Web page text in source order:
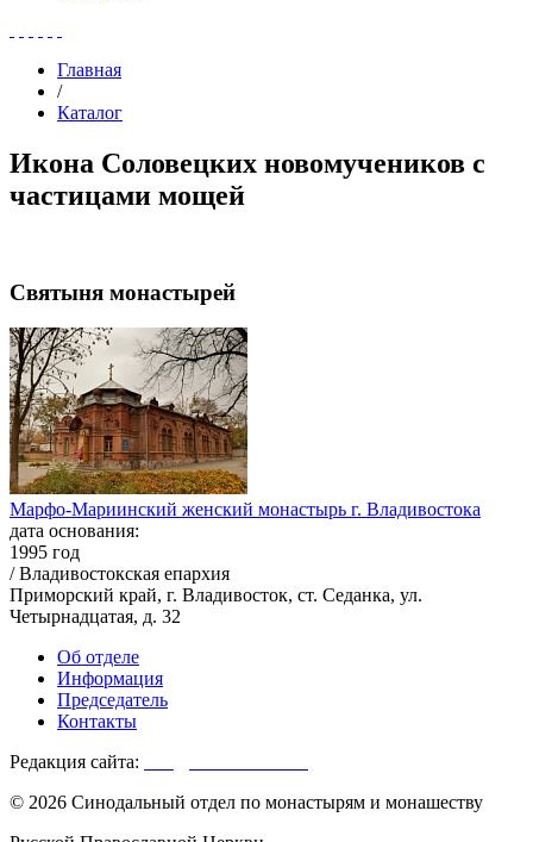
Главная
/
Каталог
Икона Соловецких новомучеников с
частицами мощей
Святыня монастырей
Марфо-Мариинский женский монастырь г. Владивостока
дата основания:
1995 год
/ Владивостокская епархия
Приморский край, г. Владивосток, ст. Седанка, ул.
Четырнадцатая, д. 32
Об отделе
Информация
Председатель
Контакты
Редакция сайта:
© 2026 Синодальный отдел по монастырям и монашеству